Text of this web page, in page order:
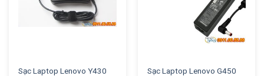
Sạc Laptop Lenovo Y430
Sạc Laptop Lenovo G450